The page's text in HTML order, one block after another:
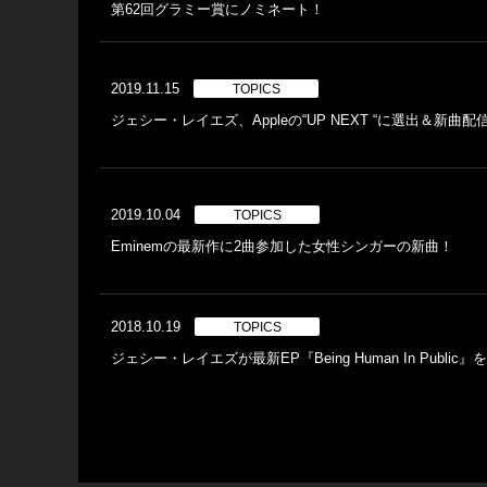
第62回グラミー賞にノミネート！
2019.11.15 TOPICS
ジェシー・レイエズ、Appleの“UP NEXT “に選出＆新曲配
2019.10.04 TOPICS
Eminemの最新作に2曲参加した女性シンガーの新曲！
2018.10.19 TOPICS
ジェシー・レイエズが最新EP『Being Human In Public』を